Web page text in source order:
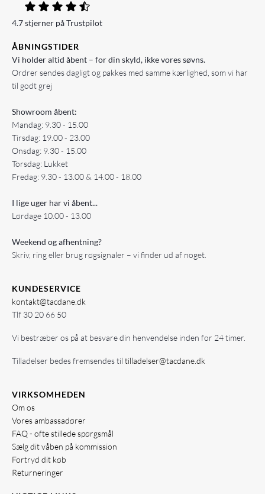
4.7 stjerner på Trustpilot
ÅBNINGSTIDER
Vi holder altid åbent – for din skyld, ikke vores søvns.
Ordrer sendes dagligt og pakkes med samme kærlighed, som vi har
til godt grej
Showroom åbent:
Mandag: 9.30 - 15.00
Tirsdag: 19.00 - 23.00
Onsdag: 9.30 - 15.00
Torsdag: Lukket
Fredag: 9.30 - 13.00 & 14.00 - 18.00
I lige uger har vi åbent...
Lørdage 10.00 - 13.00
Weekend og afhentning?
Skriv, ring eller brug røgsignaler – vi finder ud af noget.
KUNDESERVICE
kontakt@tacdane.dk
Tlf 30 20 66 50
Vi bestræber os på at besvare din henvendelse inden for 24 timer.
Tilladelser bedes fremsendes til tilladelser@tacdane.dk
VIRKSOMHEDEN
Om os
Vores ambassadører
FAQ - ofte stillede spørgsmål
Sælg dit våben på kommission
Fortryd dit køb
Returneringer